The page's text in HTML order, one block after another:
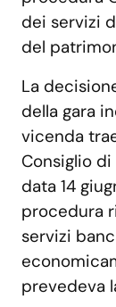
dei servizi
del
La
della gara
vicenda
Consiglio
data 14
procedura
servizi
prevedeva